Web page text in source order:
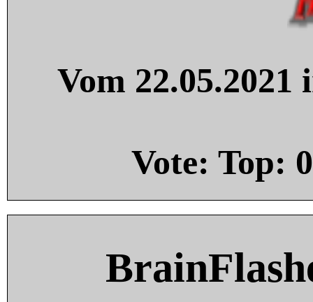
Vom
Vote: Top: 0